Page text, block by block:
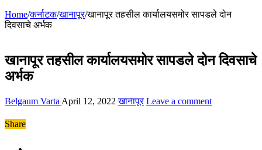
Home/कर्नाटक/खानापूर/खानापूर तहसील कार्यालयसमोर सापडले दोन
दिवसाचे अर्भक
खानापूर तहसील कार्यालयसमोर सापडले दोन दिवसाचे
अर्भक
Belgaum Varta April 12, 2022 खानापूर Leave a comment
Share